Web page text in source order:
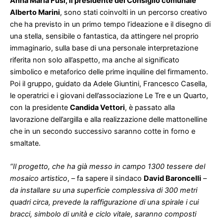
Alberto Marini, sono stati coinvolti in un percorso creativo
che ha previsto in un primo tempo l’ideazione e il disegno di
una stella, sensibile o fantastica, da attingere nel proprio
immaginario, sulla base di una personale interpretazione
riferita non solo all’aspetto, ma anche al significato
simbolico e metaforico delle prime inquiline del firmamento.
Poi il gruppo, guidato da Adele Giuntini, Francesco Casella,
le operatrici e i giovani dell’associazione Le Tre e un Quarto,
con la presidente Candida Vettori, è passato alla
lavorazione dell’argilla e alla realizzazione delle mattonelline
che in un secondo successivo saranno cotte in forno e
smaltate.
“Il progetto, che ha già messo in campo 1300 tessere del
mosaico artistico, – fa sapere il sindaco David Baroncelli –
da installare su una superficie complessiva di 300 metri
quadri circa, prevede la raffigurazione di una spirale i cui
bracci, simbolo di unità e ciclo vitale, saranno composti